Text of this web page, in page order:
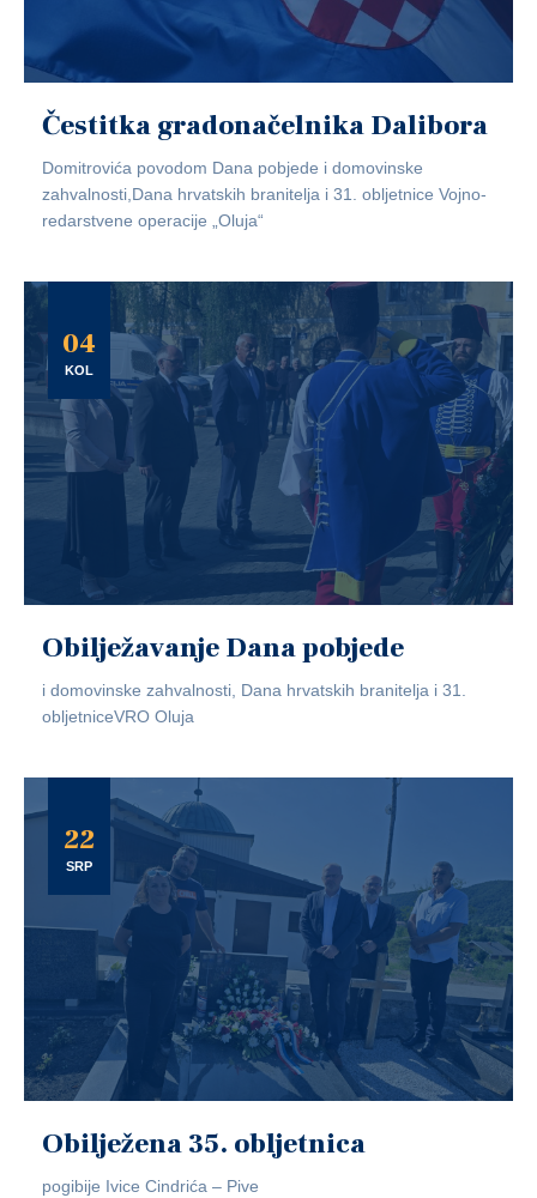
Čestitka gradonačelnika Dalibora
Domitrovića povodom Dana pobjede i domovinske
zahvalnosti,Dana hrvatskih branitelja i 31. obljetnice Vojno-
redarstvene operacije „Oluja“
04
KOL
Obilježavanje Dana pobjede
i domovinske zahvalnosti, Dana hrvatskih branitelja i 31.
obljetniceVRO Oluja
22
SRP
Obilježena 35. obljetnica
pogibije Ivice Cindrića – Pive